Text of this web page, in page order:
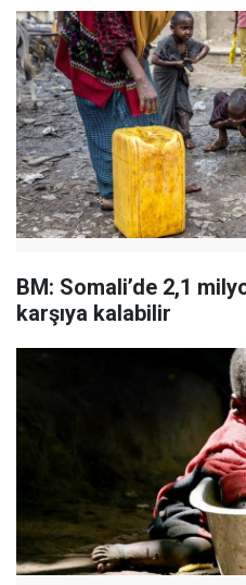
BM: Somali’de 2,1
karşıya kalabilir